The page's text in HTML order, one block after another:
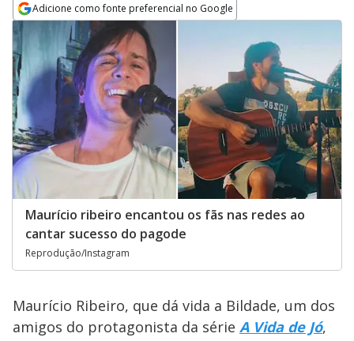
Adicione como fonte preferencial no Google
Opens in new window
Maurício ribeiro encantou os fãs nas redes ao
cantar sucesso do pagode
Reprodução/Instagram
Maurício Ribeiro, que dá vida a Bildade, um dos
amigos do protagonista da série A Vida de Jó,